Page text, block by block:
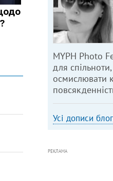
MYPH Photo
для
осмислювати
Усі дописи
РЕКЛАМА